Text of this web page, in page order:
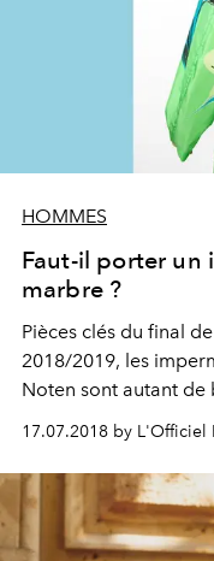
HOMMES
Faut-il porter un
marbre ?
Pièces clés du final
2018/2019, les
Noten sont autant de
17.07.2018 by L'Officiel